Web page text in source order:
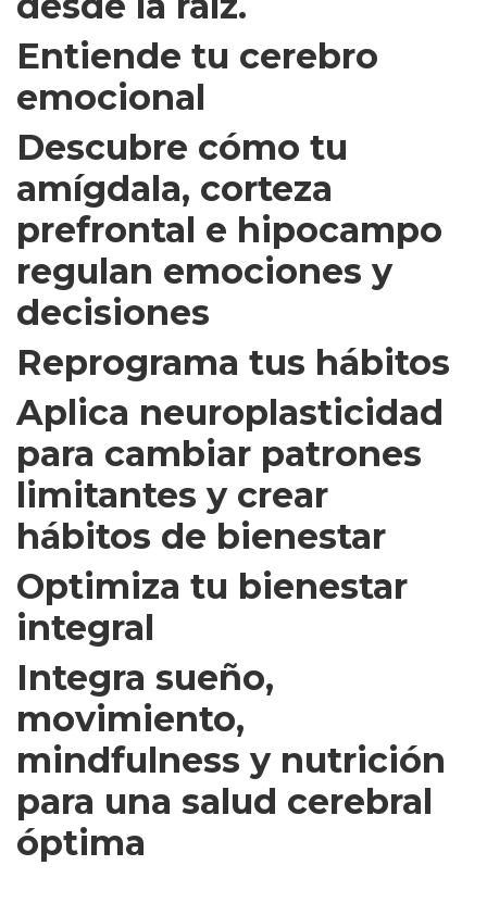
Entiende tu cerebro
emocional
Descubre cómo tu
amígdala, corteza
prefrontal e hipocampo
regulan emociones y
decisiones
Reprograma tus hábitos
Aplica neuroplasticidad
para cambiar patrones
limitantes y crear
hábitos de bienestar
Optimiza tu bienestar
integral
Integra sueño,
movimiento,
mindfulness y nutrición
para una salud cerebral
óptima